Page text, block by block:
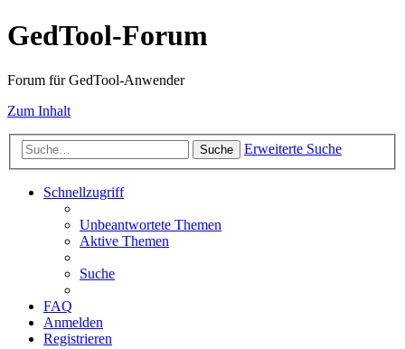
GedTool-Forum
Forum für GedTool-Anwender
Zum Inhalt
Suche Erweiterte Suche
Schnellzugriff
Unbeantwortete Themen
Aktive Themen
Suche
FAQ
Anmelden
Registrieren